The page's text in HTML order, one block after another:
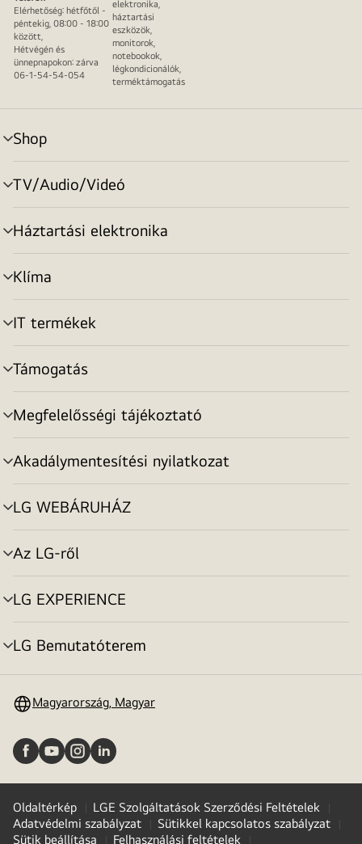
Elérhetőség: hétfőtől -
péntekig, 08:00 - 18:00
között,
Hétvégén és
ünnepnapokon: zárva
06-1-54-54-054
elektronika,
háztartási
eszközök,
monitorok,
notebookok,
légkondicionálók,
terméktámogatás
Shop
menu
toggle
TV/Audio/Videó
menu
toggle
Háztartási elektronika
menu
toggle
Klíma
menu
toggle
IT termékek
menu
toggle
Támogatás
menu
toggle
Megfelelősségi tájékoztató
menu
toggle
Akadálymentesítési nyilatkozat
menu
toggle
LG WEBÁRUHÁZ
menu
toggle
Az LG-ről
menu
toggle
LG EXPERIENCE
menu
toggle
LG Bemutatóterem
menu
Magyarország, Magyar
Oldaltérkép
LGE Szolgáltatások Szerződési Feltételek
Adatvédelmi szabályzat
Sütikkel kapcsolatos szabályzat
Sütik beállítása
Felhasználási feltételek